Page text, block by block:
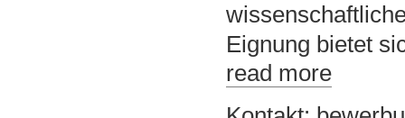
Eignung bietet
read more